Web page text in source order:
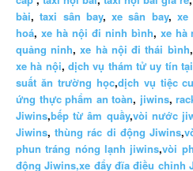
bài,taxi sân bay,xe sân bay,
hoá, xe hà nội đi ninh bình, xe hà
quảng ninh,xe hà nội đi thái bình,
xe hà nội,dịch vụ thám tử uy tín
suất ăn trường học,dịch vụ tiệc
ứng thực phẩm an toàn, jiwins,
Jiwins,bếp từ âm quầy,vòi nước
Jiwins,thùng rác di động Jiwins,
phun tráng nóng lạnh jiwins,vòi
động Jiwins,xe đẩy đĩa điều chỉnh